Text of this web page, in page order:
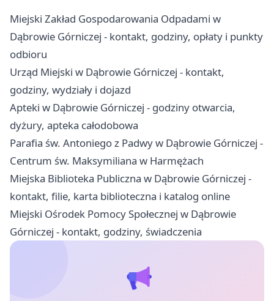
Miejski Zakład Gospodarowania Odpadami w
Dąbrowie Górniczej - kontakt, godziny, opłaty i punkty
odbioru
Urząd Miejski w Dąbrowie Górniczej - kontakt,
godziny, wydziały i dojazd
Apteki w Dąbrowie Górniczej - godziny otwarcia,
dyżury, apteka całodobowa
Parafia św. Antoniego z Padwy w Dąbrowie Górniczej -
Centrum św. Maksymiliana w Harmężach
Miejska Biblioteka Publiczna w Dąbrowie Górniczej -
kontakt, filie, karta biblioteczna i katalog online
Miejski Ośrodek Pomocy Społecznej w Dąbrowie
Górniczej - kontakt, godziny, świadczenia